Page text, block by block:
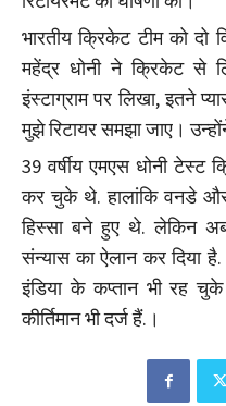
भारतीय क्रिकेट टीम को दो
महेंद्र धोनी ने क्रिकेट से
इंस्टाग्राम पर लिखा, इतने
मुझे रिटायर समझा जाए।
39 वर्षीय एमएस धोनी टेस्ट
कर चुके थे. हालांकि वनडे और
हिस्सा बने हुए थे. लेकिन
संन्यास का ऐलान कर दिया
इंडिया के कप्तान भी रह
कीर्तिमान भी दर्ज हैं.।